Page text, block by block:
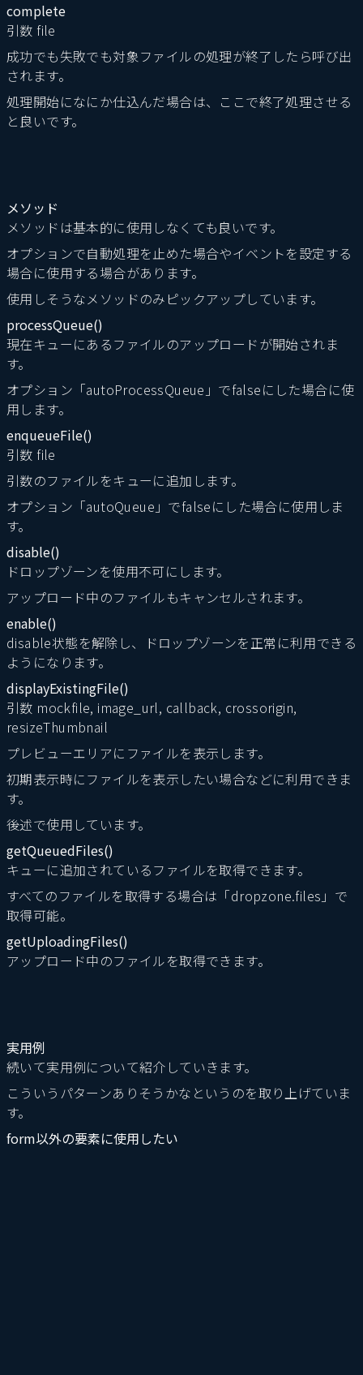
complete
引数 file
成功でも失敗でも対象ファイルの処理が終了したら呼び出
されます。
処理開始になにか仕込んだ場合は、ここで終了処理させる
と良いです。
メソッド
メソッドは基本的に使用しなくても良いです。
オプションで自動処理を止めた場合やイベントを設定する
場合に使用する場合があります。
使用しそうなメソッドのみピックアップしています。
processQueue()
現在キューにあるファイルのアップロードが開始されま
す。
オプション「autoProcessQueue」でfalseにした場合に使
用します。
enqueueFile()
引数 file
引数のファイルをキューに追加します。
オプション「autoQueue」でfalseにした場合に使用しま
す。
disable()
ドロップゾーンを使用不可にします。
アップロード中のファイルもキャンセルされます。
enable()
disable状態を解除し、ドロップゾーンを正常に利用できる
ようになります。
displayExistingFile()
引数 mockfile, image_url, callback, crossorigin,
resizeThumbnail
プレビューエリアにファイルを表示します。
初期表示時にファイルを表示したい場合などに利用できま
す。
後述で使用しています。
getQueuedFiles()
キューに追加されているファイルを取得できます。
すべてのファイルを取得する場合は「dropzone.files」で
取得可能。
getUploadingFiles()
アップロード中のファイルを取得できます。
実用例
続いて実用例について紹介していきます。
こういうパターンありそうかなというのを取り上げていま
す。
form以外の要素に使用したい